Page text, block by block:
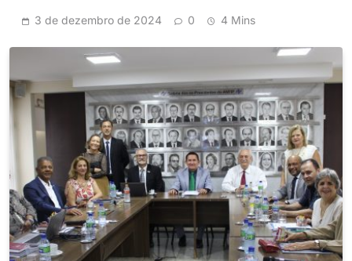
3 de dezembro de 2024 0 4 Mins